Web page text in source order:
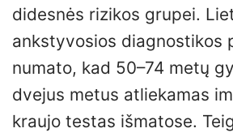
didesnės rizikos grupei.
ankstyvosios diagnostikos
numato, kad 50–74 metų
dvejus metus atliekamas
kraujo testas išmatose.